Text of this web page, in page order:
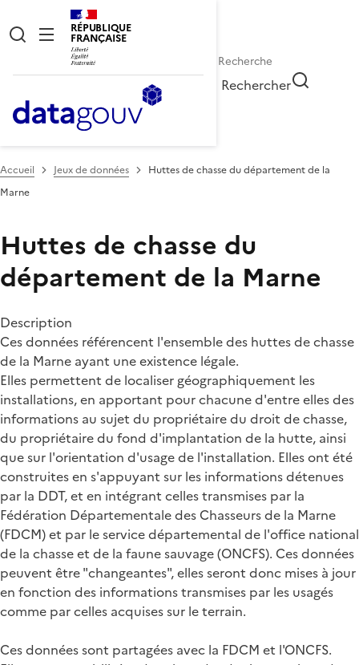
RÉPUBLIQUE
FRANÇAISE
Rechercher
Accueil Jeux de données
Huttes de chasse du département de la
Marne
Huttes de chasse du
département de la Marne
Description
Ces données référencent l'ensemble des huttes de chasse
de la Marne ayant une existence légale.
Elles permettent de localiser géographiquement les
installations, en apportant pour chacune d'entre elles des
informations au sujet du propriétaire du droit de chasse,
du propriétaire du fond d'implantation de la hutte, ainsi
que sur l'orientation d'usage de l'installation. Elles ont été
construites en s'appuyant sur les informations détenues
par la DDT, et en intégrant celles transmises par la
Fédération Départementale des Chasseurs de la Marne
(FDCM) et par le service départemental de l'office national
de la chasse et de la faune sauvage (ONCFS). Ces données
peuvent être "changeantes", elles seront donc mises à jour
en fonction des informations transmises par les usagés
comme par celles acquises sur le terrain.
Ces données sont partagées avec la FDCM et l'ONCFS.